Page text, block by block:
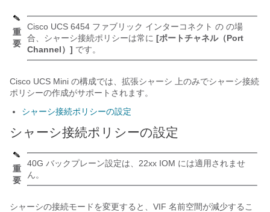
重
要
Cisco UCS 6454 ファブリック インターコネクト の の場
合、シャーシ接続ポリシーは常に [ポートチャネル（Port
Channel）] です。
Cisco UCS Mini の構成では、 拡張シャーシ 上のみでシャーシ接続
ポリシーの作成がサポートされます。
シャーシ接続ポリシーの設定
シャーシ接続ポリシーの設定
重
要
40G バックプレーン設定は、22xx IOM には適用されませ
ん。
シャーシの接続モードを変更すると、VIF 名前空間が減少するこ